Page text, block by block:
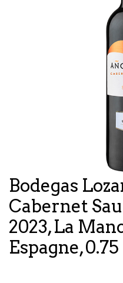
Bodegas
Cabernet
2023, La
Espagne,